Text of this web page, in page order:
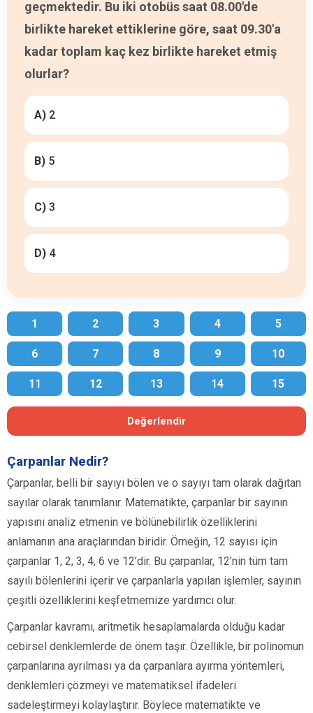
geçmektedir. Bu iki otobüs saat 08.00'de
birlikte hareket ettiklerine göre, saat 09.30'a
kadar toplam kaç kez birlikte hareket etmiş
olurlar?
A) 2
B) 5
C) 3
D) 4
1 2 3 4 5
6 7 8 9 10
11 12 13 14 15
Değerlendir
Çarpanlar Nedir?
Çarpanlar, belli bir sayıyı bölen ve o sayıyı tam olarak dağıtan
sayılar olarak tanımlanır. Matematikte, çarpanlar bir sayının
yapısını analiz etmenin ve bölünebilirlik özelliklerini
anlamanın ana araçlarından biridir. Örneğin, 12 sayısı için
çarpanlar 1, 2, 3, 4, 6 ve 12’dir. Bu çarpanlar, 12’nin tüm tam
sayılı bölenlerini içerir ve çarpanlarla yapılan işlemler, sayının
çeşitli özelliklerini keşfetmemize yardımcı olur.
Çarpanlar kavramı, aritmetik hesaplamalarda olduğu kadar
cebirsel denklemlerde de önem taşır. Özellikle, bir polinomun
çarpanlarına ayrılması ya da çarpanlara ayırma yöntemleri,
denklemleri çözmeyi ve matematiksel ifadeleri
sadeleştirmeyi kolaylaştırır. Böylece matematikte ve